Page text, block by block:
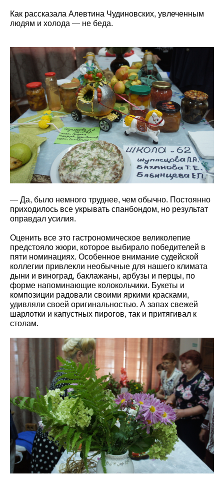
Как рассказала Алевтина Чудиновских, увлеченным
людям и холода — не беда.
— Да, было немного труднее, чем обычно. Постоянно
приходилось все укрывать спанбондом, но результат
оправдал усилия.
Оценить все это гастрономическое великолепие
предстояло жюри, которое выбирало победителей в
пяти номинациях. Особенное внимание судейской
коллегии привлекли необычные для нашего климата
дыни и виноград, баклажаны, арбузы и перцы, по
форме напоминающие колокольчики. Букеты и
композиции радовали своими яркими красками,
удивляли своей оригинальностью. А запах свежей
шарлотки и капустных пирогов, так и притягивал к
столам.